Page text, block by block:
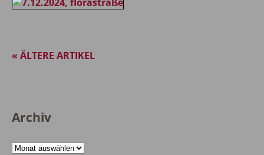
« ÄLTERE ARTIKEL
Archiv
Archiv